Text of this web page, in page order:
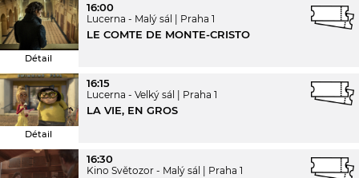
Détail
16:00
Lucerna - Malý sál Praha 1
LE COMTE DE MONTE-CRISTO
Détail
16:15
Lucerna - Velký sál Praha 1
LA VIE, EN GROS
16:30
Kino Světozor - Malý sál Praha 1